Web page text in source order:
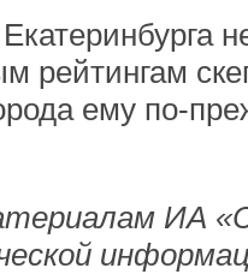
рейтингам
ему по-
ИА